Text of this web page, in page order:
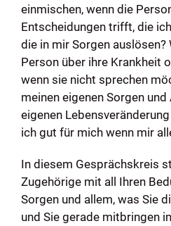
einmischen, wenn die
Entscheidungen trifft, die
die in mir Sorgen
Person über ihre Krankheit
wenn sie nicht sprechen
meinen eigenen Sorgen
eigenen
ich gut für mich wenn mir
In diesem Gesprächskreis
Zugehörige mit all Ihren
Sorgen und allem, was Sie
und Sie gerade mitbringen